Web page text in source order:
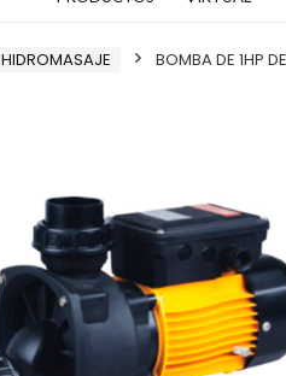
HIDROMASAJE BOMBA DE 1HP